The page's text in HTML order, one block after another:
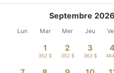
Septembre 2026
Lun Mar Mer Jeu
1
352 $
2
352 $
3
363 $
4